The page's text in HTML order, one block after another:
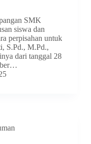
SMK
siswa dan
perpisahan untuk
S.Pd., M.Pd.,
dari tanggal 28